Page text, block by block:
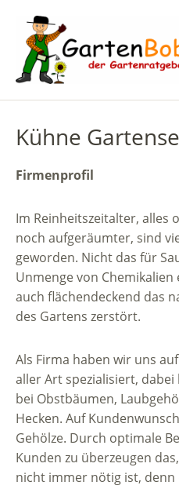
Kühne
Firmenprofil
Im Reinheitszeitalter, alles
noch aufgeräumter, sind
geworden. Nicht das für
Unmenge von
auch flächendeckend das
des Gartens zerstört.
Als Firma haben wir uns
aller Art spezialisiert,
bei Obstbäumen,
Hecken. Auf
Gehölze. Durch optimale
Kunden zu überzeugen
nicht immer nötig ist,